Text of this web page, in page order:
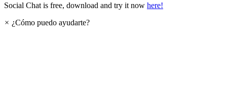
Social Chat is free, download and try it now here!
× ¿Cómo puedo ayudarte?